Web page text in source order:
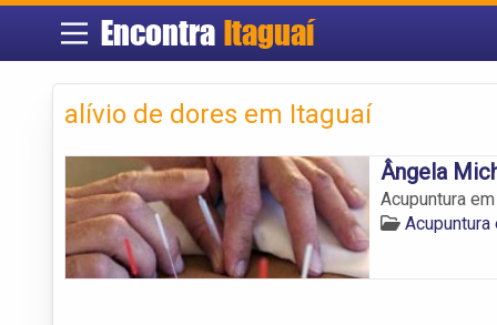
Encontra Itaguaí
alívio de dores em Itaguaí
Ângela
Acupuntura
Acupuntura